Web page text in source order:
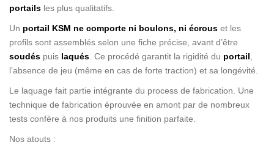
portails les plus qualitatifs.
Un portail KSM ne comporte ni boulons, ni écrous et les
profils sont assemblés selon une fiche précise, avant d’être
soudés puis laqués. Ce procédé garantit la rigidité du portail,
l’absence de jeu (même en cas de forte traction) et sa longévité.
Le laquage fait partie intégrante du process de fabrication. Une
technique de fabrication éprouvée en amont par de nombreux
tests confère à nos produits une finition parfaite.
Nos atouts :